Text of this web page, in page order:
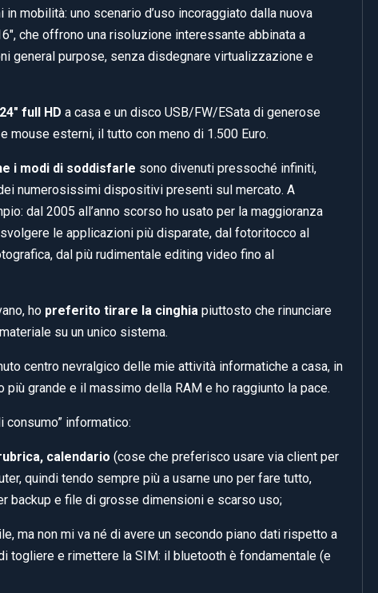
mobilità: uno scenario d’uso incoraggiato dalla nuova
che offrono una risoluzione interessante abbinata a
general purpose, senza disdegnare virtualizzazione e
24″ full HD a casa e un disco USB/FW/ESata di generose
mouse esterni, il tutto con meno di 1.500 Euro.
i modi di soddisfarle sono divenuti pressoché infiniti,
numerosissimi dispositivi presenti sul mercato. A
dal 2005 all’anno scorso ho usato per la maggioranza
le applicazioni più disparate, dal fotoritocco al
dal più rudimentale editing video fino al
ho preferito tirare la cinghia piuttosto che rinunciare
su un unico sistema.
centro nevralgico delle mie attività informatiche a casa, in
grande e il massimo della RAM e ho raggiunto la pace.
informatico:
calendario (cose che preferisco usare via client per
quindi tendo sempre più a usarne uno per fare tutto,
backup e file di grosse dimensioni e scarso uso;
ma non mi va né di avere un secondo piano dati rispetto a
togliere e rimettere la SIM: il bluetooth è fondamentale (e